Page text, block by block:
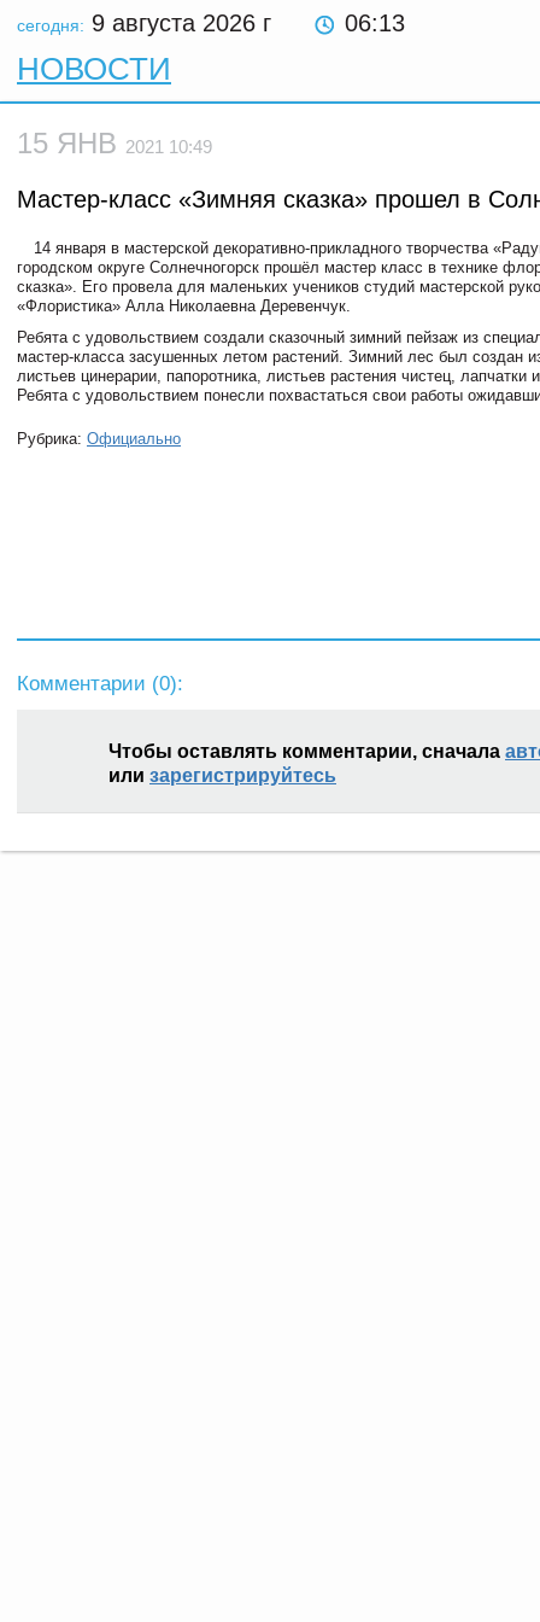
сегодня: 9 августа 2026 г 06:13
НОВОСТИ
15 ЯНВ 2021 10:49
Мастер-класс «Зимняя сказка» прошел в
14 января в мастерской декоративно-прикладного творчества
городском округе Солнечногорск прошёл мастер класс в технике
сказка». Его провела для маленьких учеников студий мастерской
«Флористика» Алла Николаевна Деревенчук.
Ребята с удовольствием создали сказочный зимний пейзаж из
мастер-класса засушенных летом растений. Зимний лес был создан
листьев цинерарии, папоротника, листьев растения чистец, лапчатки
Ребята с удовольствием понесли похвастаться свои работы
Рубрика: Официально
Комментарии (0):
Чтобы оставлять комментарии, сначала
или зарегистрируйтесь